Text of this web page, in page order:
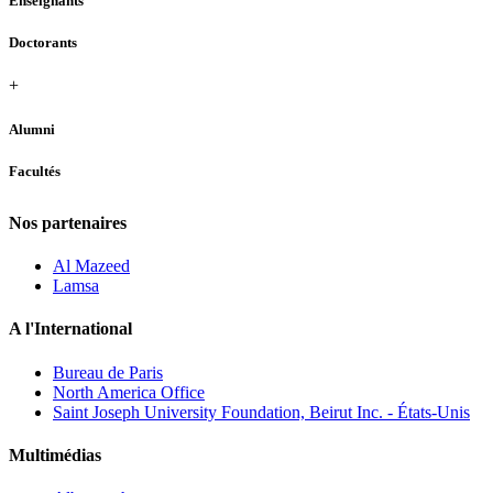
Doctorants
+
Alumni
Facultés
Nos partenaires
Al Mazeed
Lamsa
A l'International
Bureau de Paris
North America Office
Saint Joseph University Foundation, Beirut Inc. - États-Unis
Multimédias